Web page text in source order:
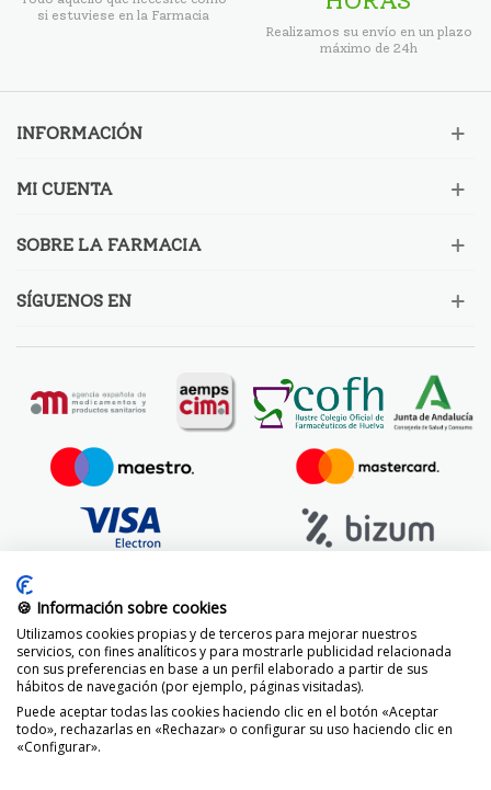
si estuviese en la Farmacia
Realizamos su envío en un plazo
máximo de 24h
INFORMACIÓN
MI CUENTA
SOBRE LA FARMACIA
SÍGUENOS EN
🍪 Información sobre cookies
Utilizamos cookies propias y de terceros para mejorar nuestros
servicios, con fines analíticos y para mostrarle publicidad relacionada
con sus preferencias en base a un perfil elaborado a partir de sus
hábitos de navegación (por ejemplo, páginas visitadas).
Puede aceptar todas las cookies haciendo clic en el botón «Aceptar
todo», rechazarlas en «Rechazar» o configurar su uso haciendo clic en
«Configurar».